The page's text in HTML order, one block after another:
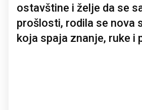
ostavštine i želje da se
prošlosti, rodila se nova
koja spaja znanje, ruke i